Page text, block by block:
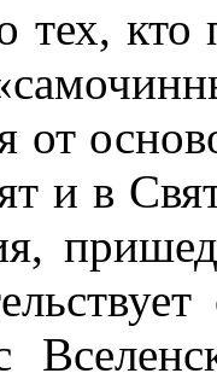
тех, кто
от
и в